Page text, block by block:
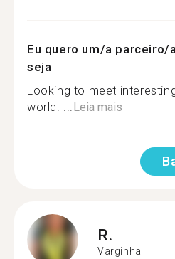
Eu quero um/a parceiro/
seja
Looking to meet
world. ...Leia mais
R.
Varginha